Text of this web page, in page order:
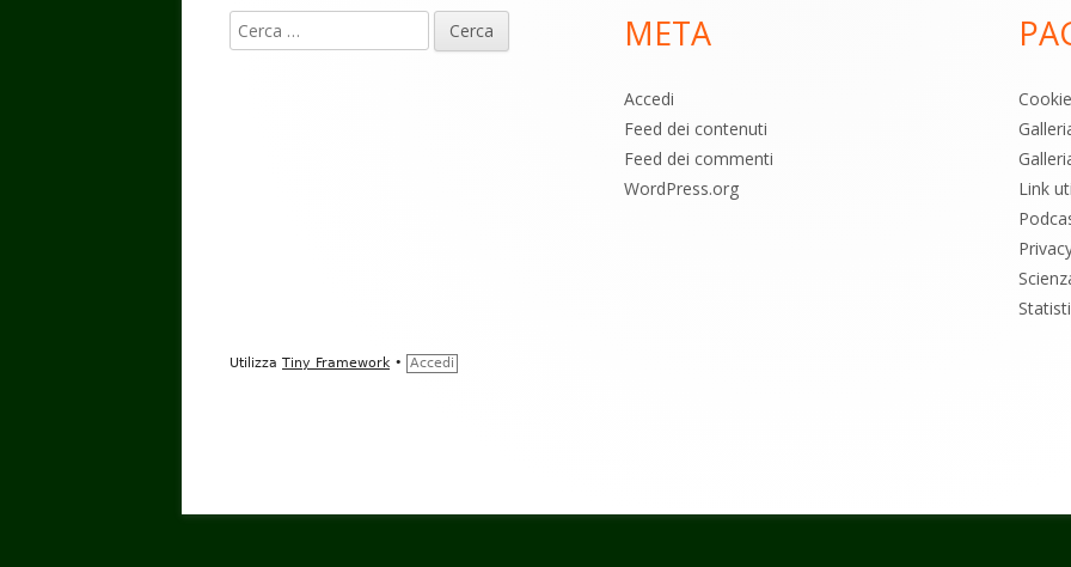
piè
Ricerca
per:
META
Accedi
Feed dei contenuti
Feed dei commenti
WordPress.org
Link
Utilizza Tiny Framework • Accedi